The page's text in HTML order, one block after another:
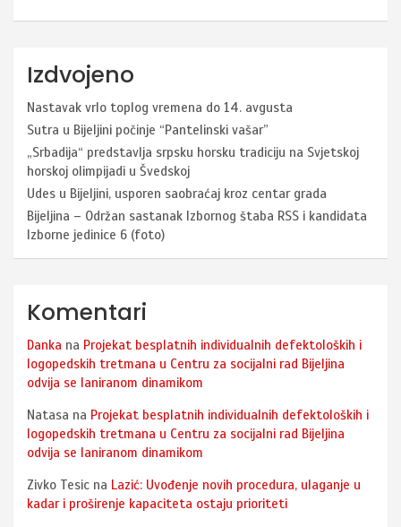
Izdvojeno
Nastavak vrlo toplog vremena do 14. avgusta
Sutra u Bijeljini počinje “Pantelinski vašar”
„Srbadija“ predstavlja srpsku horsku tradiciju na Svjetskoj
horskoj olimpijadi u Švedskoj
Udes u Bijeljini, usporen saobraćaj kroz centar grada
Bijeljina – Održan sastanak Izbornog štaba RSS i kandidata
Izborne jedinice 6 (foto)
Komentari
Danka na Projekat besplatnih individualnih defektoloških i
logopedskih tretmana u Centru za socijalni rad Bijeljina
odvija se laniranom dinamikom
Natasa na Projekat besplatnih individualnih defektoloških i
logopedskih tretmana u Centru za socijalni rad Bijeljina
odvija se laniranom dinamikom
Zivko Tesic na Lazić: Uvođenje novih procedura, ulaganje u
kadar i proširenje kapaciteta ostaju prioriteti